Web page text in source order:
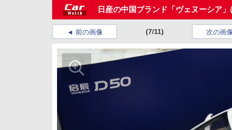
日産の中国ブランド「ヴェヌーシア
前の画像 (7/11) 次の画